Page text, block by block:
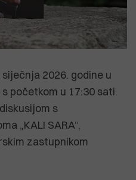
2026. godine u
s početkom u 17:30 sati.
s
„KALI SARA“,
zastupnikom